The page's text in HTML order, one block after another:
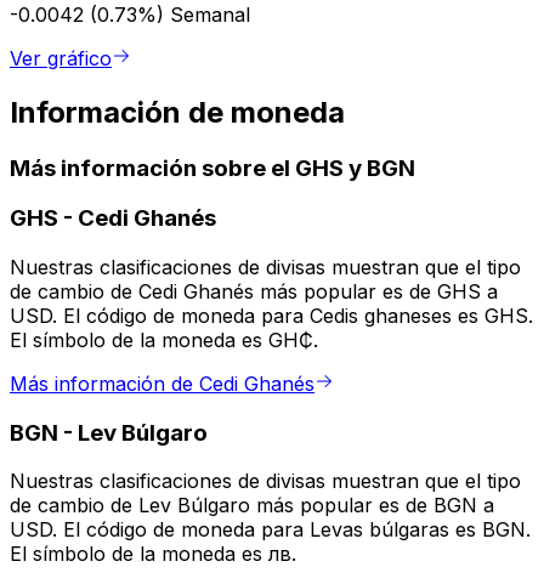
-0.0042 (0.73%) Semanal
Ver gráfico
Información de moneda
Más información sobre el GHS y BGN
GHS - Cedi Ghanés
Nuestras clasificaciones de divisas muestran que el tipo
de cambio de Cedi Ghanés más popular es de GHS a
USD. El código de moneda para Cedis ghaneses es GHS.
El símbolo de la moneda es GH₵.
Más información de Cedi Ghanés
BGN - Lev Búlgaro
Nuestras clasificaciones de divisas muestran que el tipo
de cambio de Lev Búlgaro más popular es de BGN a
USD. El código de moneda para Levas búlgaras es BGN.
El símbolo de la moneda es лв.